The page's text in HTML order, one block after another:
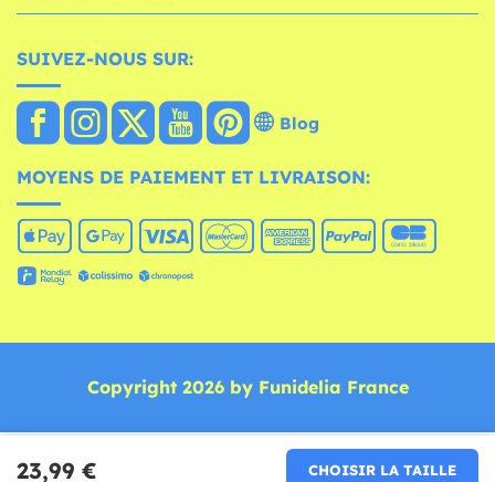
23,99 € CHOISIR LA TAILLE
SUIVEZ-NOUS SUR:
Blog
MOYENS DE PAIEMENT ET LIVRAISON:
Copyright 2026 by Funidelia France